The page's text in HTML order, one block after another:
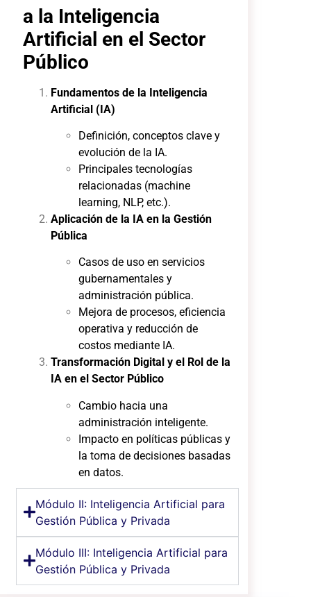
a la Inteligencia
Artificial en el Sector
Público
Fundamentos de la Inteligencia
Artificial (IA)
Definición, conceptos clave y
evolución de la IA.
Principales tecnologías
relacionadas (machine
learning, NLP, etc.).
Aplicación de la IA en la Gestión
Pública
Casos de uso en servicios
gubernamentales y
administración pública.
Mejora de procesos, eficiencia
operativa y reducción de
costos mediante IA.
Transformación Digital y el Rol de la
IA en el Sector Público
Cambio hacia una
administración inteligente.
Impacto en políticas públicas y
la toma de decisiones basadas
en datos.
Módulo II: Inteligencia Artificial para
Gestión Pública y Privada
Módulo III: Inteligencia Artificial para
Gestión Pública y Privada